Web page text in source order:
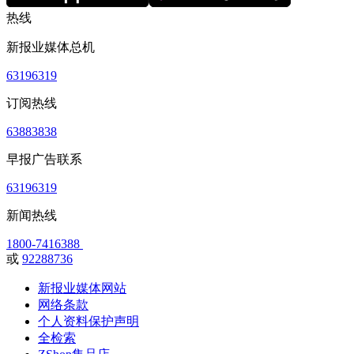
热线
新报业媒体总机
63196319
订阅热线
63883838
早报广告联系
63196319
新闻热线
1800-7416388
或 92288736
新报业媒体网站
网络条款
个人资料保护声明
全检索